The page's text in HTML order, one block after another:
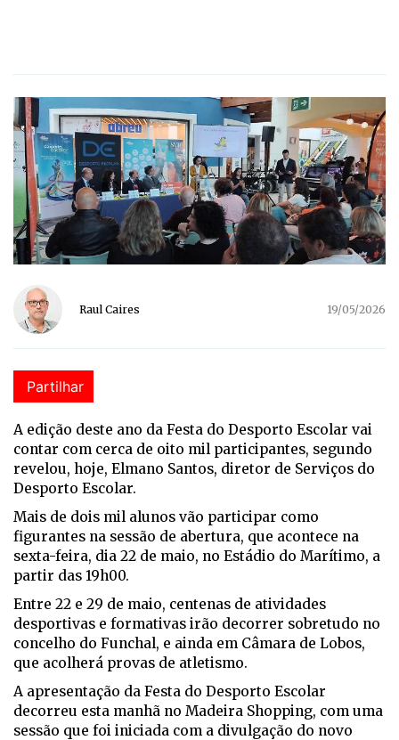
Raul Caires 19/05/2026
Partilhar
A edição deste ano da Festa do Desporto Escolar vai
contar com cerca de oito mil participantes, segundo
revelou, hoje, Elmano Santos, diretor de Serviços do
Desporto Escolar.
Mais de dois mil alunos vão participar como
figurantes na sessão de abertura, que acontece na
sexta-feira, dia 22 de maio, no Estádio do Marítimo, a
partir das 19h00.
Entre 22 e 29 de maio, centenas de atividades
desportivas e formativas irão decorrer sobretudo no
concelho do Funchal, e ainda em Câmara de Lobos,
que acolherá provas de atletismo.
A apresentação da Festa do Desporto Escolar
decorreu esta manhã no Madeira Shopping, com uma
sessão que foi iniciada com a divulgação do novo